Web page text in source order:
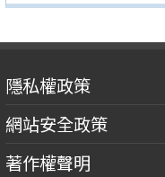
隱私權政策
網站安全政策
著作權聲明